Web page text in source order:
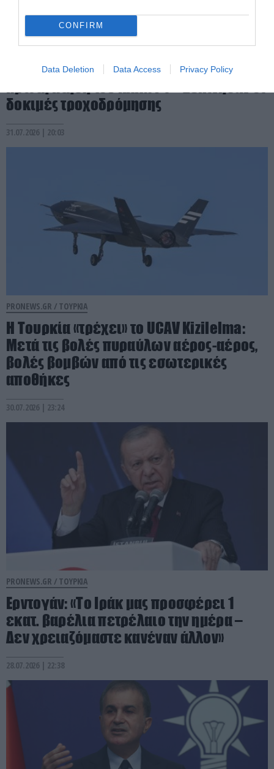
CONFIRM
Data Deletion Data Access Privacy Policy
PRONEWS.GR /ΤΟΥΡΚΙΑ
Τουρκία: Στην τελική ευθεία για την
δοκιμές τροχοδρόμησης
31.07.2026 | 20:03
PRONEWS.GR / ΤΟΥΡΚΙΑ
Η Τουρκία «τρέχει» το UCAV Kizilelma:
Μετά τις βολές πυραύλων αέρος-αέρος,
βολές βομβών από τις εσωτερικές
αποθήκες
30.07.2026 | 23:24
PRONEWS.GR / ΤΟΥΡΚΙΑ
Ερντογάν: «Το Ιράκ μας προσφέρει 1
εκατ. βαρέλια πετρέλαιο την ημέρα –
Δεν χρειαζόμαστε κανέναν άλλον»
28.07.2026 | 22:38